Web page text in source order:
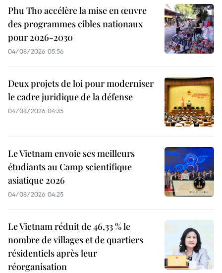
Phu Tho accélère la mise en œuvre
des programmes cibles nationaux
pour 2026-2030
04/08/2026 05:56
Deux projets de loi pour moderniser
le cadre juridique de la défense
04/08/2026 04:35
Le Vietnam envoie ses meilleurs
étudiants au Camp scientifique
asiatique 2026
04/08/2026 04:25
Le Vietnam réduit de 46,33 % le
nombre de villages et de quartiers
résidentiels après leur
réorganisation